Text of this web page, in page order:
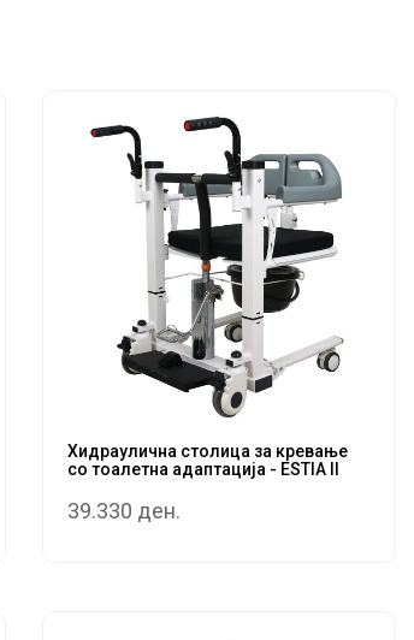
Хидраулична столица за кревање
со тоалетна адаптација - ESTIA II
39.330 ден.